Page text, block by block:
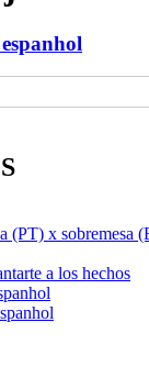
(PT) x sobremesa
a los hechos